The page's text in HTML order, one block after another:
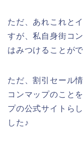
ただ、あれこれと
すが、私自身街コ
はみつけることが
ただ、割引セール
コンマップのこと
プの公式サイトら
した♪